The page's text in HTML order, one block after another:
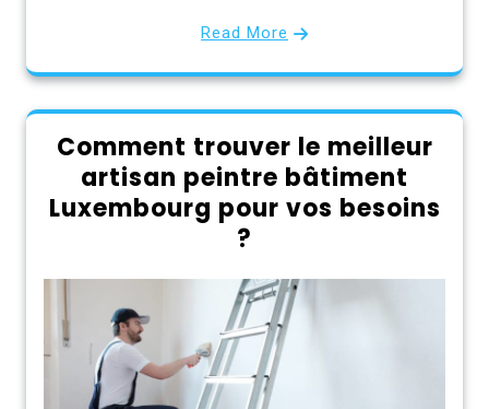
Read More
Comment trouver le meilleur
artisan peintre bâtiment
Luxembourg pour vos besoins
?